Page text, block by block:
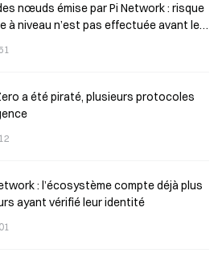
nœuds émise par Pi Network : risque
à niveau n’est pas effectuée avant le
a été piraté, plusieurs protocoles
: l’écosystème compte déjà plus
ayant vérifié leur identité